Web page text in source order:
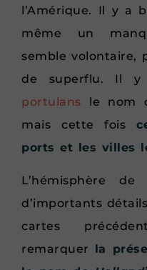
l’Amérique. Il y a
même un
semble volontaire,
de superflu. Il
portulans le nom
mais cette fois
ports et les villes
L’hémisphère
d’importants
cartes
remarquer la